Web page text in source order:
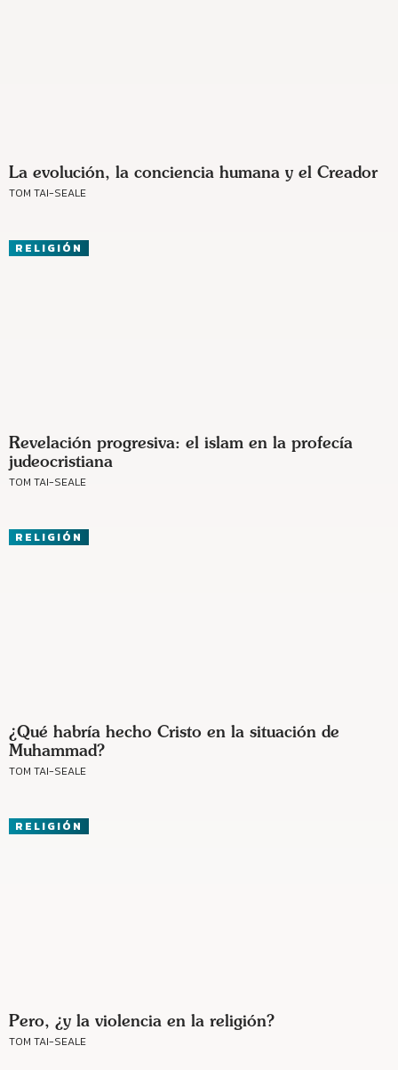
La evolución, la conciencia humana y el Creador
TOM TAI-SEALE
RELIGIÓN
Revelación progresiva: el islam en la profecía
judeocristiana
TOM TAI-SEALE
RELIGIÓN
¿Qué habría hecho Cristo en la situación de
Muhammad?
TOM TAI-SEALE
RELIGIÓN
Pero, ¿y la violencia en la religión?
TOM TAI-SEALE